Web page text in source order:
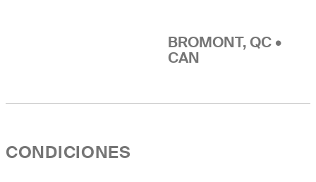
BROMONT, QC •
CAN
CONDICIONES